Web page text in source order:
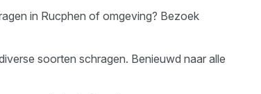
in Rucphen of omgeving? Bezoek
soorten schragen. Benieuwd naar alle